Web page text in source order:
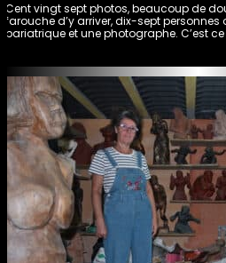
Cent vingt sept photos, beaucoup de
farouche d’y arriver, dix-sept personnes
bariatrique et une photographe. C’est